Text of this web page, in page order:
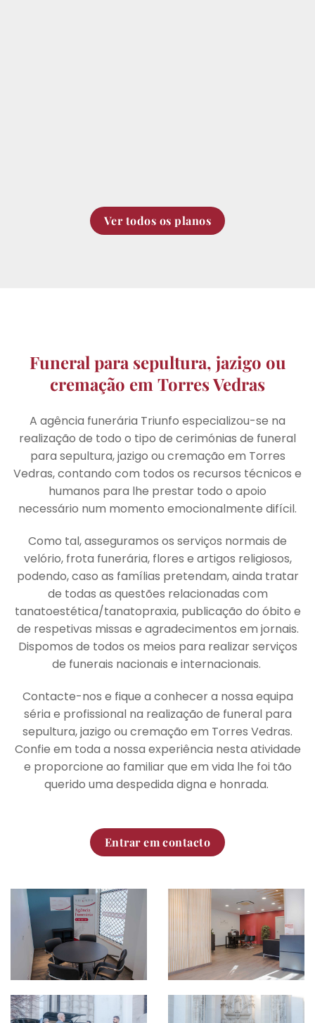
Ver todos os planos
Funeral para sepultura, jazigo ou
cremação em Torres Vedras
A agência funerária Triunfo especializou-se na
realização de todo o tipo de cerimónias de funeral
para sepultura, jazigo ou cremação em Torres
Vedras, contando com todos os recursos técnicos e
humanos para lhe prestar todo o apoio
necessário num momento emocionalmente difícil.
Como tal, asseguramos os serviços normais de
velório, frota funerária, flores e artigos religiosos,
podendo, caso as famílias pretendam, ainda tratar
de todas as questões relacionadas com
tanatoestética/tanatopraxia, publicação do óbito e
de respetivas missas e agradecimentos em jornais.
Dispomos de todos os meios para realizar serviços
de funerais nacionais e internacionais.
Contacte-nos e fique a conhecer a nossa equipa
séria e profissional na realização de funeral para
sepultura, jazigo ou cremação em Torres Vedras.
Confie em toda a nossa experiência nesta atividade
e proporcione ao familiar que em vida lhe foi tão
querido uma despedida digna e honrada.
Entrar em contacto